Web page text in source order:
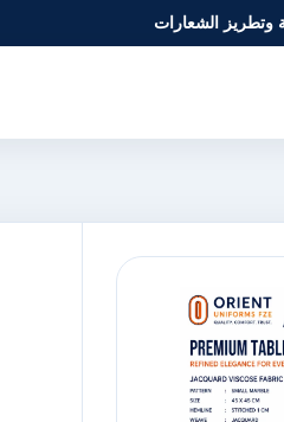
وتطريز الشعارات